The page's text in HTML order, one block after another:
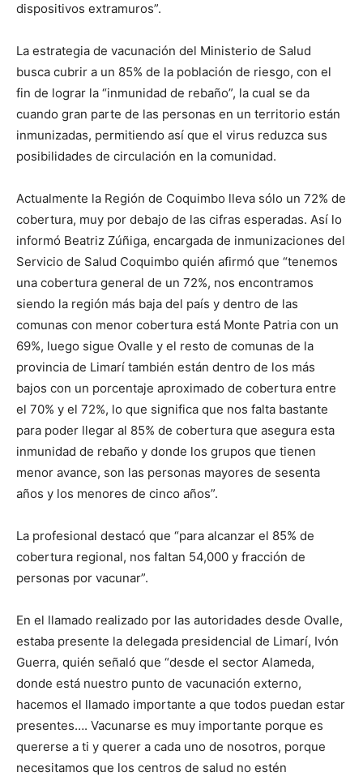
dispositivos extramuros”.
La estrategia de vacunación del Ministerio de Salud
busca cubrir a un 85% de la población de riesgo, con el
fin de lograr la “inmunidad de rebaño”, la cual se da
cuando gran parte de las personas en un territorio están
inmunizadas, permitiendo así que el virus reduzca sus
posibilidades de circulación en la comunidad.
Actualmente la Región de Coquimbo lleva sólo un 72% de
cobertura, muy por debajo de las cifras esperadas. Así lo
informó Beatriz Zúñiga, encargada de inmunizaciones del
Servicio de Salud Coquimbo quién afirmó que “tenemos
una cobertura general de un 72%, nos encontramos
siendo la región más baja del país y dentro de las
comunas con menor cobertura está Monte Patria con un
69%, luego sigue Ovalle y el resto de comunas de la
provincia de Limarí también están dentro de los más
bajos con un porcentaje aproximado de cobertura entre
el 70% y el 72%, lo que significa que nos falta bastante
para poder llegar al 85% de cobertura que asegura esta
inmunidad de rebaño y donde los grupos que tienen
menor avance, son las personas mayores de sesenta
años y los menores de cinco años”.
La profesional destacó que “para alcanzar el 85% de
cobertura regional, nos faltan 54,000 y fracción de
personas por vacunar”.
En el llamado realizado por las autoridades desde Ovalle,
estaba presente la delegada presidencial de Limarí, Ivón
Guerra, quién señaló que “desde el sector Alameda,
donde está nuestro punto de vacunación externo,
hacemos el llamado importante a que todos puedan estar
presentes…. Vacunarse es muy importante porque es
quererse a ti y querer a cada uno de nosotros, porque
necesitamos que los centros de salud no estén